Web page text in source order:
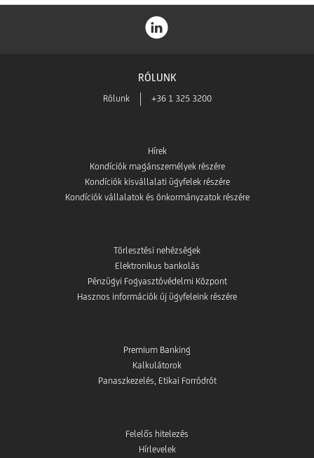
RÓLUNK
Rólunk +36 1 325 3200
Hírek
Kondíciók magánszemélyek részére
Kondíciók kisvállalati ügyfelek részére
Kondíciók vállalatok és önkormányzatok részére
Törlesztési nehézségek
Elektronikus bankolás
Pénzügyi Fogyasztóvédelmi Központ
Hasznos információk új ügyfeleink részére
Premium Banking
Kalkulátorok
Panaszkezelés, Etikai Forródrót
Felelős hitelezés
Hírlevelek